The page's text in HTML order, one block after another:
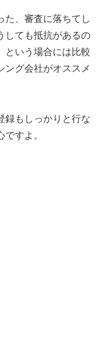
た、審査に落ちてし
しても抵抗があるの
という場合には比較
ング会社がオススメ
録もしっかりと行な
すよ。